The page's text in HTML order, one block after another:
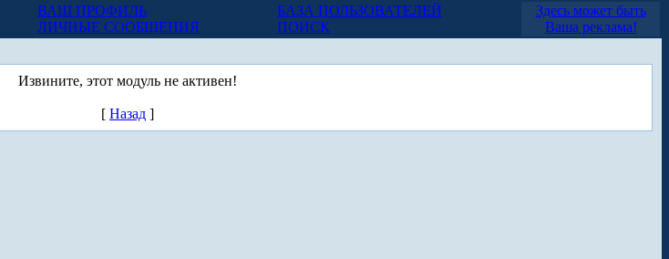
ВАШ ПРОФИЛЬ
ЛИЧНЫЕ СООБЩЕНИЯ
БАЗА ПОЛЬЗОВАТЕЛЕЙ
ПОИСК
Здесь может быть
Ваша реклама!
Извините, этот модуль не активен!
[ Назад ]